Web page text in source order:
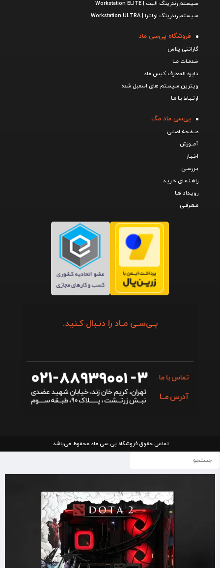
سیستم رندرینگ الیت | Workstation ELITE
سیستم رندرینگ اولترا | Workstation ULTRA
فروشگاه پی‌سی ماد
گارانتی پلاس
خـدمـات مــا
دایره المعارف کیس ماد
ویترین سیستم های اسمبل شده
ارتـبـاط بـا مـا
پی‌سی ماد مگ
صـفـحه اصـلی
آمــوزش
اخـبـار
بـررسـی
راهـنـمـای خـریـد
رویـداد هـا
مـعـرفـی
پـی‌سـی مـاد را دنـبال کـنید.
تمامی حقوق فروشگاه پی سی ماد محفوظ می‌باشد.